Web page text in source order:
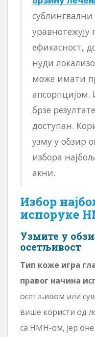
уравнотежују
ефикасност,
нуди
може имати
брзе
доступан.
узму у обзир
избора
акни.
Избор
испоруке
Узмите у
осетљивост
Тип коже игра
правог начина
осетљивом или
више користи од
са НМН-ом, јер